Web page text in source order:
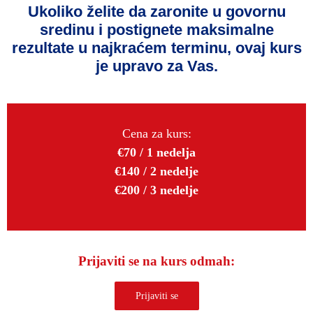
Ukoliko želite da zaronite u govornu
sredinu i postignete maksimalne
rezultate u najkraćem terminu, ovaj kurs
je upravo za Vas.
Cena za kurs:
€70 / 1 nedelja
€140 / 2 nedelje
€200 / 3 nedelje
Prijaviti se na kurs odmah: